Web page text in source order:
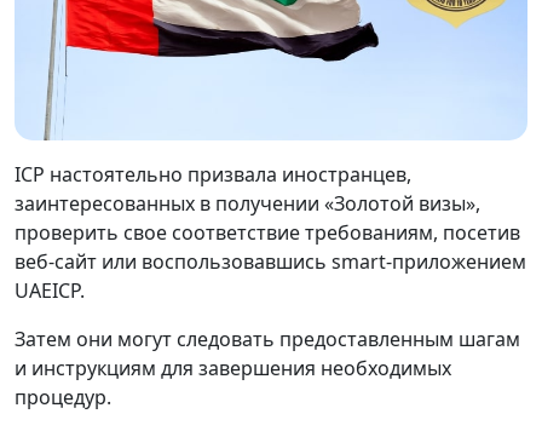
ICP настоятельно призвала иностранцев,
заинтересованных в получении «Золотой визы»,
проверить свое соответствие требованиям, посетив
веб-сайт или воспользовавшись smart-приложением
UAEICP.
Затем они могут следовать предоставленным шагам
и инструкциям для завершения необходимых
процедур.